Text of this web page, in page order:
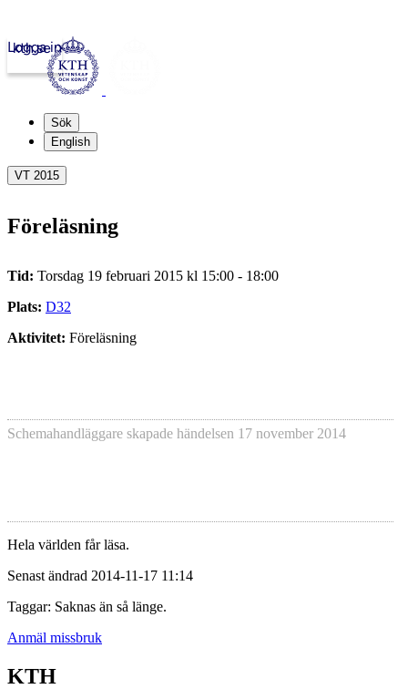
kth.se
Logga in
Sök
English
VT 2015
Föreläsning
Tid: Torsdag 19 februari 2015 kl 15:00 - 18:00
Plats: D32
Aktivitet: Föreläsning
Schemahandläggare skapade händelsen 17 november 2014
Hela världen får läsa.
Senast ändrad 2014-11-17 11:14
Taggar: Saknas än så länge.
Anmäl missbruk
KTH